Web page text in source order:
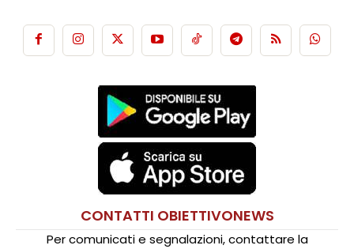
CONTATTI OBIETTIVONEWS
Per comunicati e segnalazioni, contattare la